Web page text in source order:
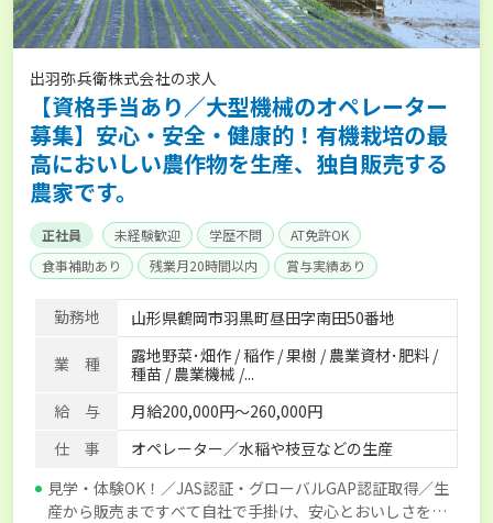
出羽弥兵衛株式会社の求人
【資格手当あり／大型機械のオペレーター
募集】安心・安全・健康的！有機栽培の最
高においしい農作物を生産、独自販売する
農家です。
正社員 未経験歓迎 学歴不問
AT免許OK
食事補助あり
残業月20時間以内
賞与実績あり
独立支援可能 社会保険完備
勤務地 山形県鶴岡市羽黒町昼田字南田50番地
業 種
露地野菜･畑作 / 稲作 / 果樹 / 農業資材･肥料 /
種苗 / 農業機械 /...
給 与
月給200,000円～260,000円
仕 事
オペレーター／水稲や枝豆などの生産
見学・体験OK！／JAS認証・グローバルGAP認証取得／生
産から販売まですべて自社で手掛け、安心とおいしさをお